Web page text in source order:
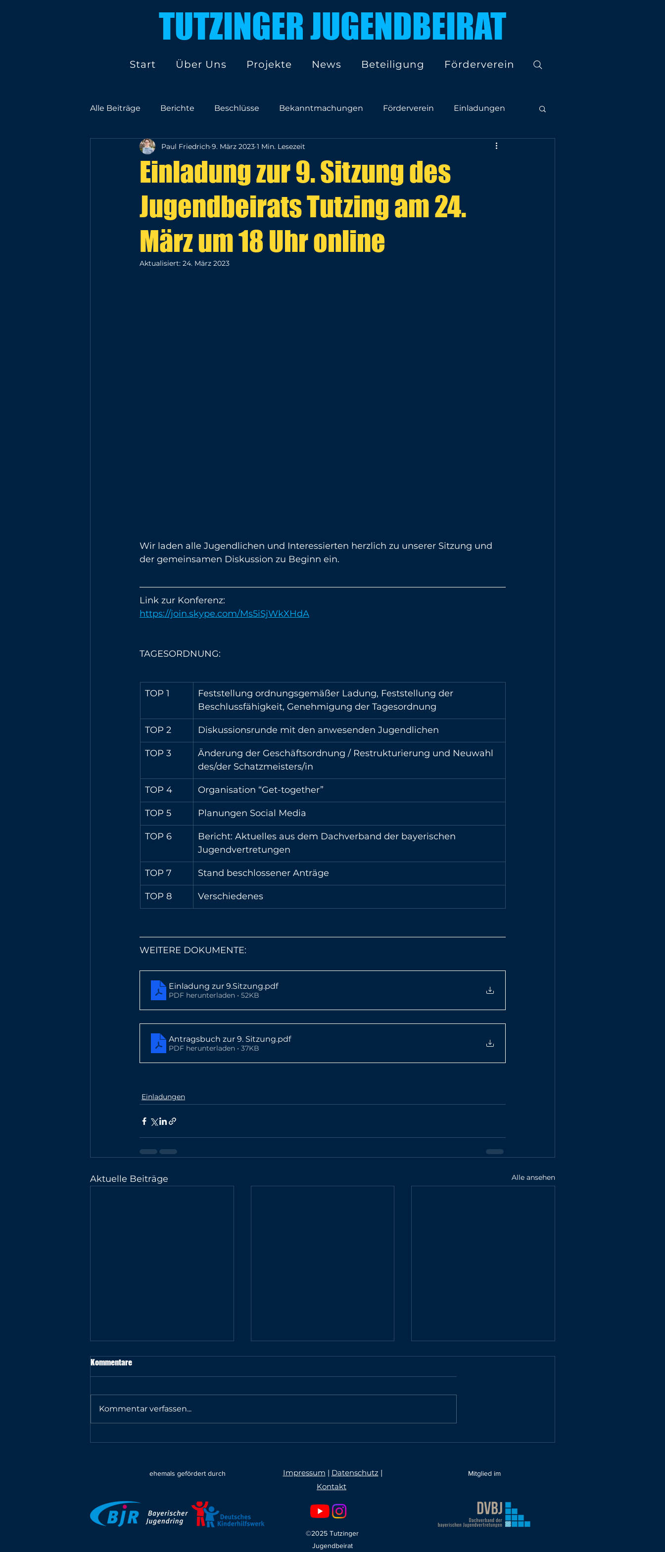
TUTZINGER JUGENDBEIRAT
Start Über Uns Projekte News Beteiligung Förderverein
Alle Beiträge Berichte Beschlüsse Bekanntmachungen Förderverein Einladungen
Protokolle
Einladung zur 9. Sitzung des
Jugendbeirats Tutzing am 24.
März um 18 Uhr online
Paul Friedrich 9. März 2023 1 Min. Lesezeit
Aktualisiert: 24. März 2023
Wir laden alle Jugendlichen und Interessierten herzlich zu unserer Sitzung und
der gemeinsamen Diskussion zu Beginn ein.
Link zur Konferenz:
https://join.skype.com/Ms5iSjWkXHdA
TAGESORDNUNG:
TOP 1
Feststellung ordnungsgemäßer Ladung, Feststellung der
Beschlussfähigkeit, Genehmigung der Tagesordnung
TOP 2 Diskussionsrunde mit den anwesenden Jugendlichen
TOP 3
Änderung der Geschäftsordnung / Restrukturierung und Neuwahl
des/der Schatzmeisters/in
TOP 4 Organisation “Get-together”
TOP 5 Planungen Social Media
TOP 6
Bericht: Aktuelles aus dem Dachverband der bayerischen
Jugendvertretungen
TOP 7 Stand beschlossener Anträge
TOP 8 Verschiedenes
WEITERE DOKUMENTE:
Einladung zur 9.Sitzung.pdf
PDF herunterladen • 52KB
Antragsbuch zur 9. Sitzung.pdf
PDF herunterladen • 37KB
Einladungen
Aktuelle Beiträge Alle ansehen
Rathaustenne
Rathaustenne
Kommentare
Kommentar verfassen...
ehemals gefördert durch Impressum | Datenschutz |
Kontakt
©2025 Tutzinger
Jugendbeirat
Mitglied im